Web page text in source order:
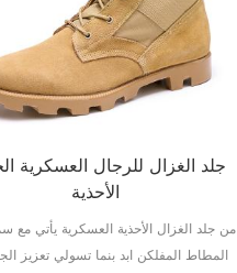
جلد الغزال للرجال العسكرية
الأحذية
من جلد الغزال الأحذية العسكرية يأتي مع
المطاط المفلكن ابد بنما تسولي تعزيز